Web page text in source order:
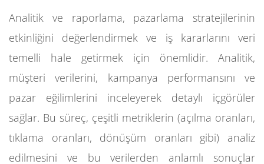
Analitik ve raporlama, pazarlama stratejilerinin
etkinliğini değerlendirmek ve iş kararlarını veri
temelli hale getirmek için önemlidir. Analitik,
müşteri verilerini, kampanya performansını ve
pazar eğilimlerini inceleyerek detaylı içgörüler
sağlar. Bu süreç, çeşitli metriklerin (açılma oranları,
tıklama oranları, dönüşüm oranları gibi) analiz
edilmesini ve bu verilerden anlamlı sonuçlar